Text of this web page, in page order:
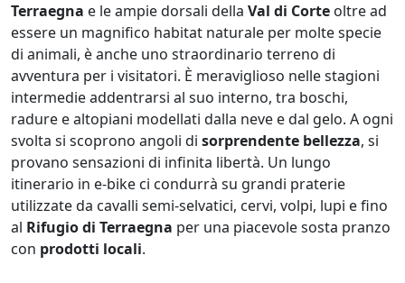
Terraegna e le ampie dorsali della Val di Corte oltre ad
essere un magnifico habitat naturale per molte specie
di animali, è anche uno straordinario terreno di
avventura per i visitatori. È meraviglioso nelle stagioni
intermedie addentrarsi al suo interno, tra boschi,
radure e altopiani modellati dalla neve e dal gelo. A ogni
svolta si scoprono angoli di sorprendente bellezza, si
provano sensazioni di infinita libertà. Un lungo
itinerario in e-bike ci condurrà su grandi praterie
utilizzate da cavalli semi-selvatici, cervi, volpi, lupi e fino
al Rifugio di Terraegna per una piacevole sosta pranzo
con prodotti locali.